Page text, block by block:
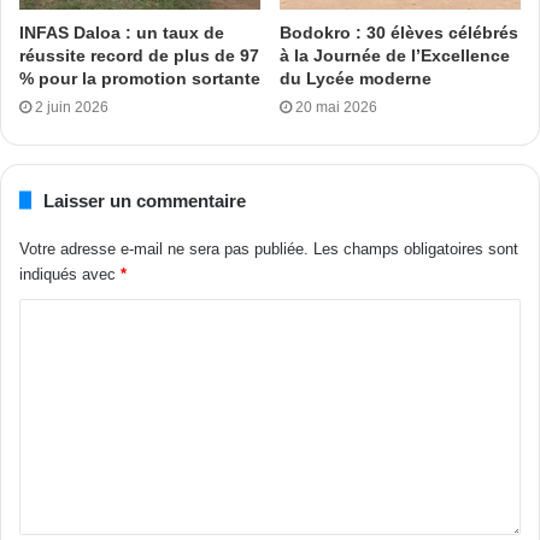
Famille et de l’Enfant, La Ligue des droits de la femme et
l’Ambassade de Suisse en Côte d’Ivoire.
L.Abdul avec Cercom
INFAS Daloa : un taux de
réussite record de plus de 97
% pour la promotion sortante
2 juin 2026
Bodokro : 30 élèves célébrés
à la Journée de l’Excellence
du Lycée moderne
20 mai 2026
Laisser un commentaire
Votre adresse e-mail ne sera pas publiée.
Les champs obligatoires sont
indiqués avec *